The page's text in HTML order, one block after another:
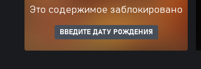
Это содержимое заблокировано
ВВЕДИТЕ ДАТУ РОЖДЕНИЯ